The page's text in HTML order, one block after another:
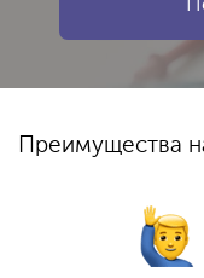
Преимущества